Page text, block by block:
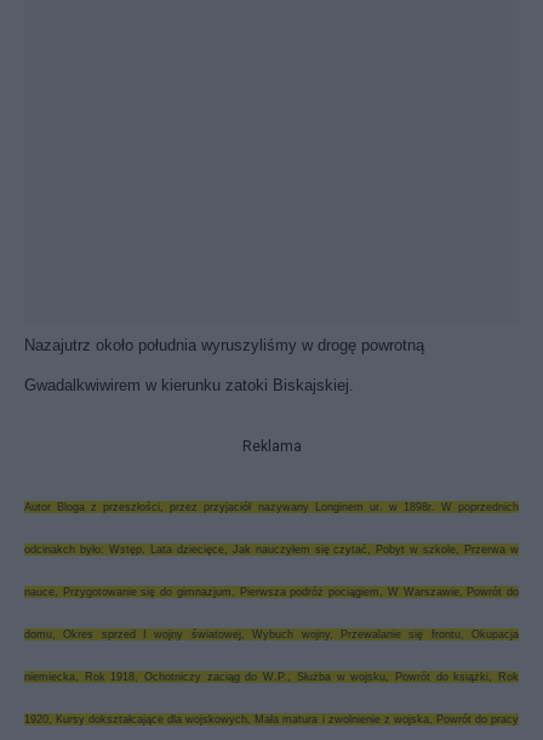
Nazajutrz około południa wyruszyliśmy w drogę powrotną
Gwadalkwiwirem w kierunku zatoki Biskajskiej.
Reklama
Autor Bloga z przeszłości, przez przyjaciół nazywany Longinem ur. w 1898r. W poprzednich
odcinakch było: Wstęp, Lata dziecięce, Jak nauczyłem się czytać , Pobyt w szkole, Przerwa w
nauce, Przygotowanie się do gimnazjum , Pierwsza podróż pociągiem , W Warszawie, Powrót do
domu,Okres sprzed I wojny światowej,Wybuch wojny, Przewalanie się frontu,Okupacja
niemiecka, Rok 1918,Ochotniczy zaciąg do W.P. , Służba w wojsku, Powrót do książki, Rok
1920, Kursy dokształcające dla wojskowych, Mała matura i zwolnienie z wojska, Powrót do pracy